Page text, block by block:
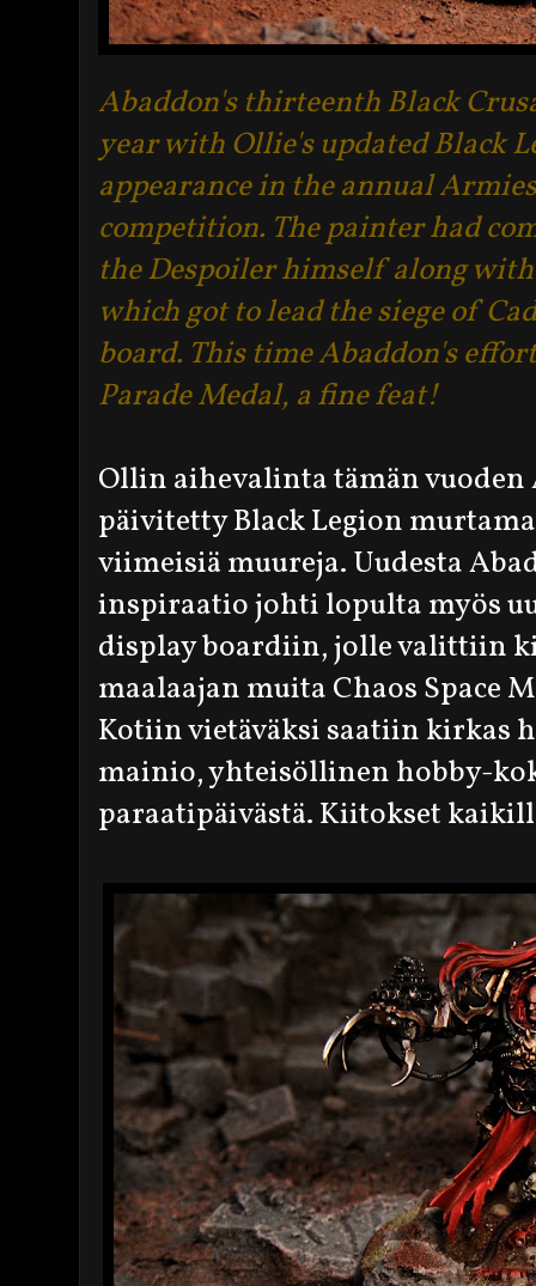
Abaddon's thirteenth Black
year with Ollie's updated Black
appearance in the annual
competition. The painter had
the Despoiler himself along
which got to lead the siege of
board. This time Abaddon's
Parade Medal, a fine feat!
Ollin aihevalinta tämän vuoden
päivitetty Black Legion
viimeisiä muureja. Uudesta
inspiraatio johti lopulta myös
display boardiin, jolle valittiin
maalaajan muita Chaos Space
Kotiin vietäväksi saatiin kirkas
mainio, yhteisöllinen hobby-
paraatipäivästä. Kiitokset